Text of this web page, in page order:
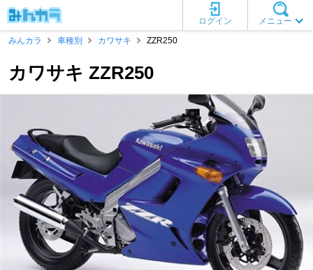
メニュー
ログイン
みんカラ
車種別 カワサキ ZZR250
カワサキ ZZR250